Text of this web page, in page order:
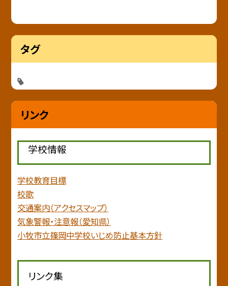
タグ
リンク
学校情報
学校教育目標
校歌
交通案内（アクセスマップ）
気象警報・注意報（愛知県）
小牧市立篠岡中学校いじめ防止基本方針
リンク集